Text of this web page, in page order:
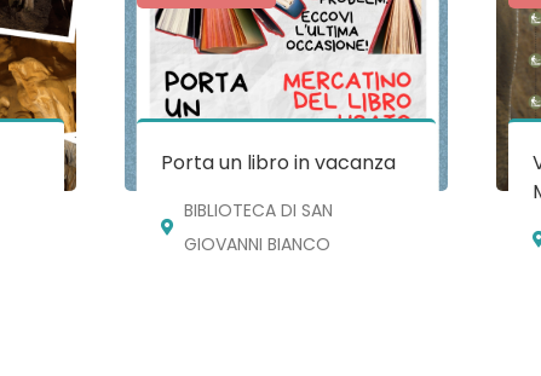
Porta un libro in vacanza
BIBLIOTECA DI SAN
GIOVANNI BIANCO